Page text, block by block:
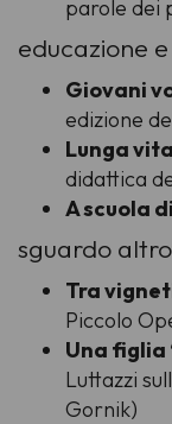
parole dei
educazione
Giovani
edizione
Lunga
didattica
A scuola
sguardo
Tra
Piccolo
Una figlia
Luttazzi
Gornik)